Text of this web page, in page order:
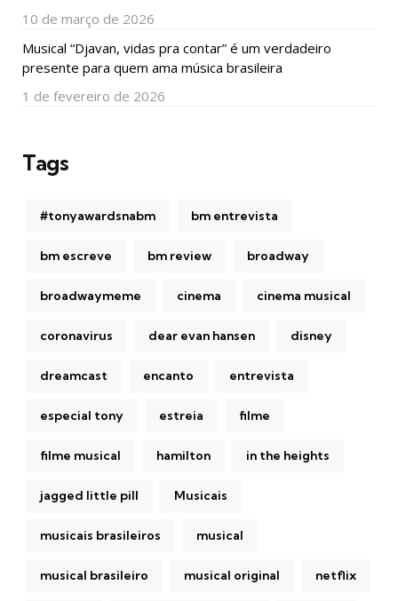
10 de março de 2026
Musical “Djavan, vidas pra contar” é um verdadeiro
presente para quem ama música brasileira
1 de fevereiro de 2026
Tags
#tonyawardsnabm bm entrevista
bm escreve bm review broadway
broadwaymeme cinema cinema musical
coronavirus dear evan hansen disney
dreamcast encanto entrevista
especial tony estreia filme
filme musical hamilton in the heights
jagged little pill Musicais
musicais brasileiros musical
musical brasileiro musical original netflix